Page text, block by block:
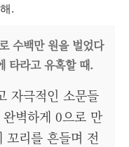
.
수백만 원을 벌었다
타라고 유혹할 때.
자극적인 소문들
벽하게 0으로 만
꼬리를 흔들며 전